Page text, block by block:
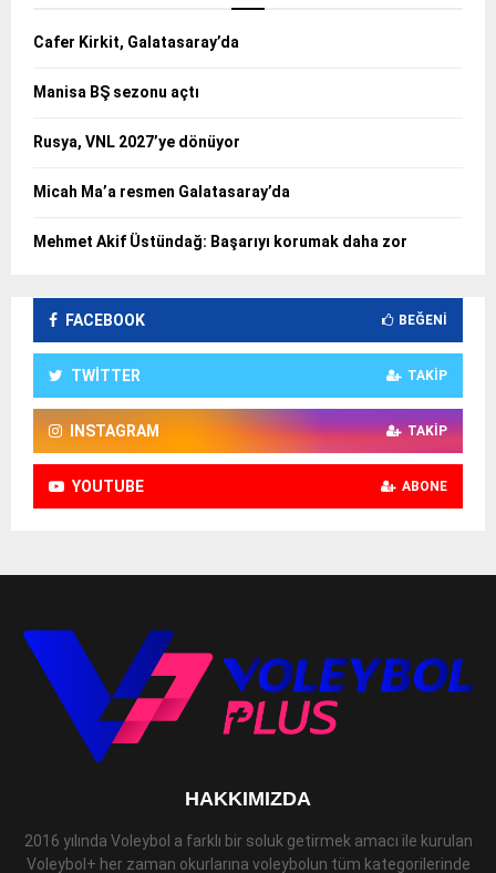
Cafer Kirkit, Galatasaray’da
Manisa BŞ sezonu açtı
Rusya, VNL 2027’ye dönüyor
Micah Ma’a resmen Galatasaray’da
Mehmet Akif Üstündağ: Başarıyı korumak daha zor
FACEBOOK BEĞENI
TWITTER TAKIP
INSTAGRAM TAKIP
YOUTUBE ABONE
HAKKIMIZDA
2016 yılında Voleybol a farklı bir soluk getirmek amacı ile kurulan
Voleybol+ her zaman okurlarına voleybolun tüm kategorilerinde